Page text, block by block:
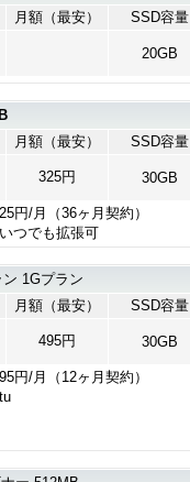
月額（最安） SSD容量
20GB
月額（最安） SSD容量
325円 30GB
円/月（36ヶ月契約）
つでも拡張可
1Gプラン
月額（最安） SSD容量
495円 30GB
円/月（12ヶ月契約）